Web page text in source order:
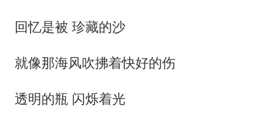
回忆是被 珍藏的沙
就像那海风吹拂着快好的伤
透明的瓶 闪烁着光